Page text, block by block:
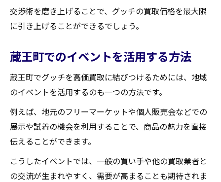
交渉術を磨き上げることで、グッチの買取価格を最大限
に引き上げることができるでしょう。
蔵王町でのイベントを活用する方法
蔵王町でグッチを高価買取に結びつけるためには、地域
のイベントを活用するのも一つの方法です。
例えば、地元のフリーマーケットや個人販売会などでの
展示や試着の機会を利用することで、商品の魅力を直接
伝えることができます。
こうしたイベントでは、一般の買い手や他の買取業者と
の交流が生まれやすく、需要が高まることも期待されま